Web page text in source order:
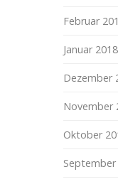
Februar
Januar 2018
Dezember
November
Oktober
September